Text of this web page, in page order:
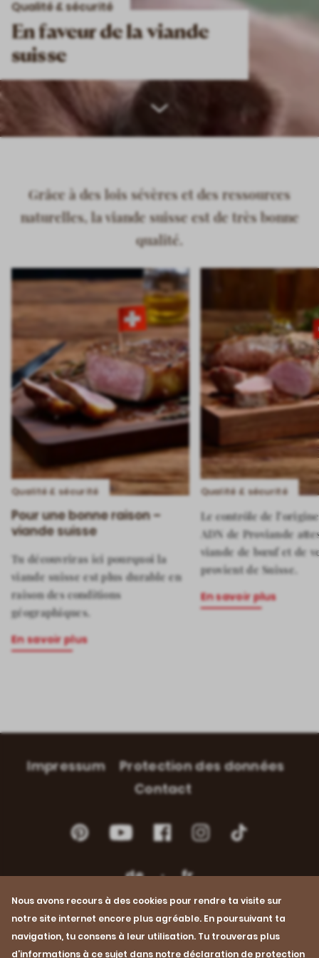
Nous avons recours à des cookies pour rendre ta visite sur
notre site internet encore plus agréable. En poursuivant ta
navigation, tu consens à leur utilisation. Tu trouveras plus
d’informations à ce sujet dans notre déclaration de protection
Qualité & sécurité
En faveur de la viande
suisse
Scroll
Grâce à des lois sévères et des ressources
naturelles, la viande suisse est de très bonne
qualité.
Qualité & sécurité
Pour une bonne raison –
viande suisse
Tu découvriras ici pourquoi la
viande suisse est plus durable en
raison des conditions
géographiques.
En savoir plus
Qualité & sécurité
Le contrôle de
ADN de Proviande
viande de bœuf et de
provient de Suisse.
En savoir plus
Impressum
Protection des données
Contact
PinterestYouTubeFacebookInstagramInstagram
de fr
© 2026 Proviande